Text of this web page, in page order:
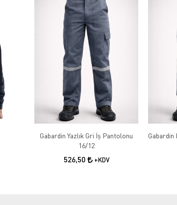
Gabardin Yazlık Gri İş Pantolonu
16/12
526,50 +KDV